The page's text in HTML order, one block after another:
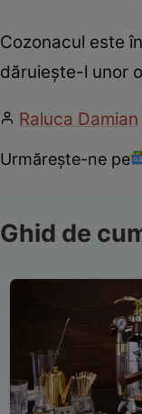
Cozonacul este
dăruiește-l unor
Raluca Damian
Urmărește-ne pe
Ghid de